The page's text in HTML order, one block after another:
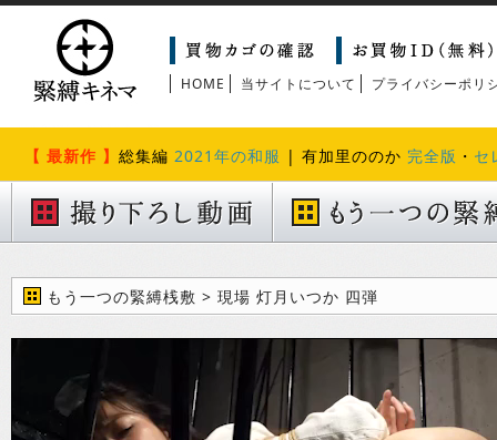
HOME 当サイトについて プライバシーポリ
【 最新作 】 総集編 2021年の和服 | 有加里ののか 完全版 ・ セ
もう一つの緊縛桟敷 > 現場 灯月いつか 四弾